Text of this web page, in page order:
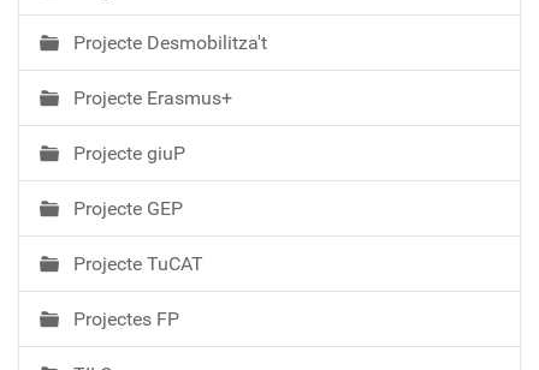
Projecte Desmobilitza't
Projecte Erasmus+
Projecte giuP
Projecte GEP
Projecte TuCAT
Projectes FP